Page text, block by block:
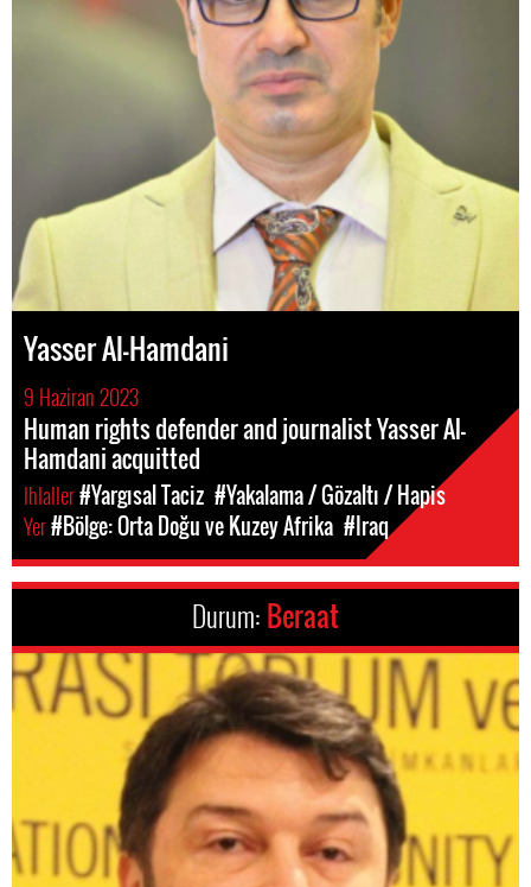
Yasser Al-Hamdani
9 Haziran 2023
Human rights defender and journalist Yasser Al-
Hamdani acquitted
Ihlaller#Yargısal Taciz #Yakalama / Gözaltı / Hapis
Yer#Bölge: Orta Doğu ve Kuzey Afrika #Iraq
Durum: Beraat